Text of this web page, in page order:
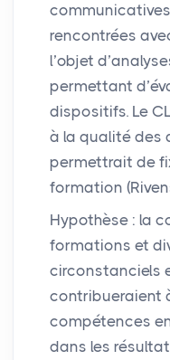
rencontrées
l’objet
permettant
dispositifs. Le
à la qualité des
permettrait de
formation
Hypothèse : la
formations et
circonstanciels
contribueraient
compétences
dans les